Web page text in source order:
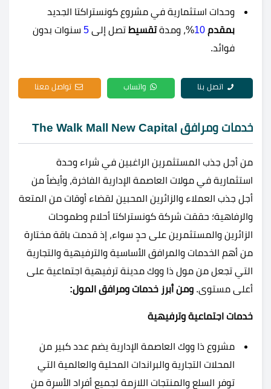
وحدات استثمارية في مشروع كونستراكتا الجديد
بمقدم 10%، ومدةتقسيط تصل إلى 5 سنوات بدون
فوائد.
اتصل بنا واتساب تواصل معنا
خدمات ومرافق The Walk Mall New Capital
من أجل جذب المستثمرين الراغبين في شراء وحدة
استثمارية في مولات العاصمة الإدارية الفاخرة، وأيضاً من
أجل جذب العملاء والزائرين المحبين لقضاء أوقات من المتعة
والرفاهية؛ حققت شركة كونستراكتا أحلام وطموحات
الزائرين والمستثمرين على حدٍ سواء، إذ قدمت باقة مختارة
من أهم الخدمات والمرافق الأساسية والترفيهية والتجارية
التي تجعل من مول ذا ووك مدينة ترفيهية اجتماعية على
أعلى مستوى. ومن أبرز خدمات ومرافق المول:
خدمات اجتماعية وترفيهية
مشروع ذا ووك العاصمة الإدارية يضم عدد كبير من
المحلات التجارية والبراندات المحلية والعالمية التي
توفر السلع والمنتجات اللازمة لجميع أفراد الأسرة من